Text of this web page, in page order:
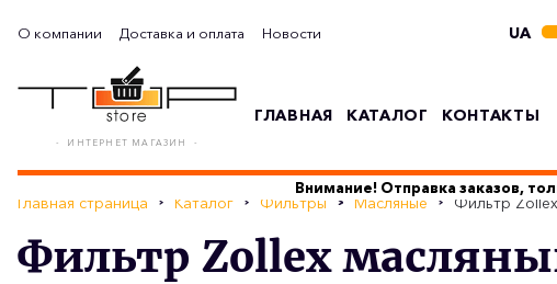
О компании Доставка и оплата Новости UA
- ИНТЕРНЕТ МАГАЗИН -
ГЛАВНАЯ КАТАЛОГ КОНТАКТЫ
Внимание! Отправка заказов,
Главная страница Каталог Фильтры Масляные Фильтр
Фильтр Zollex